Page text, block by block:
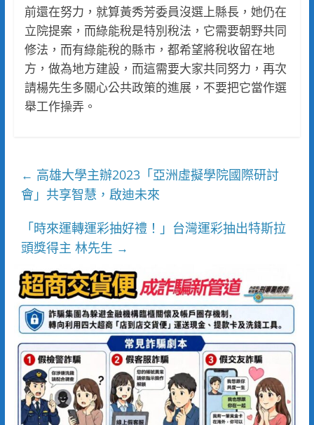
前還在努力，就算黃秀芳委員沒選上縣長，她仍在
立院提案，而綠能稅是特別稅法，它需要朝野共同
修法，而有綠能稅的縣市，都希望將稅收留在地
方，做為地方建設，而這需要大家共同努力，再次
請楊先生多關心公共政策的進展，不要把它當作選
舉工作操弄。
← 高雄大學主辦2023「亞洲虛擬學院國際研討
會」共享智慧，啟迪未來
「時來運轉運彩抽好禮！」台灣運彩抽出特斯拉
頭獎得主 林先生 →